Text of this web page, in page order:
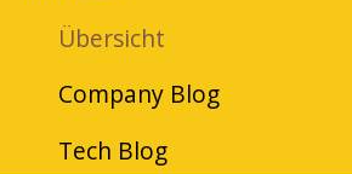
Übersicht
Company Blog
Tech Blog